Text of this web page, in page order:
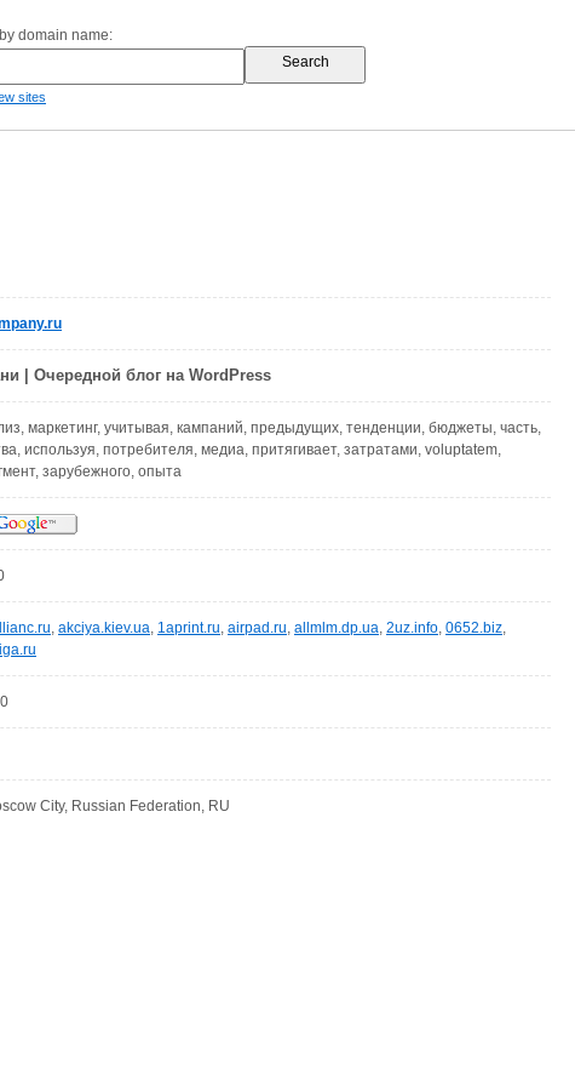
domain name:
sites
| Очередной блог на WordPress
маркетинг, учитывая, кампаний, предыдущих, тенденции, бюджеты, часть,
используя, потребителя, медиа, притягивает, затратами, voluptatem,
зарубежного, опыта
, akciya.kiev.ua, 1aprint.ru, airpad.ru, allmlm.dp.ua, 2uz.info, 0652.biz,
City, Russian Federation, RU